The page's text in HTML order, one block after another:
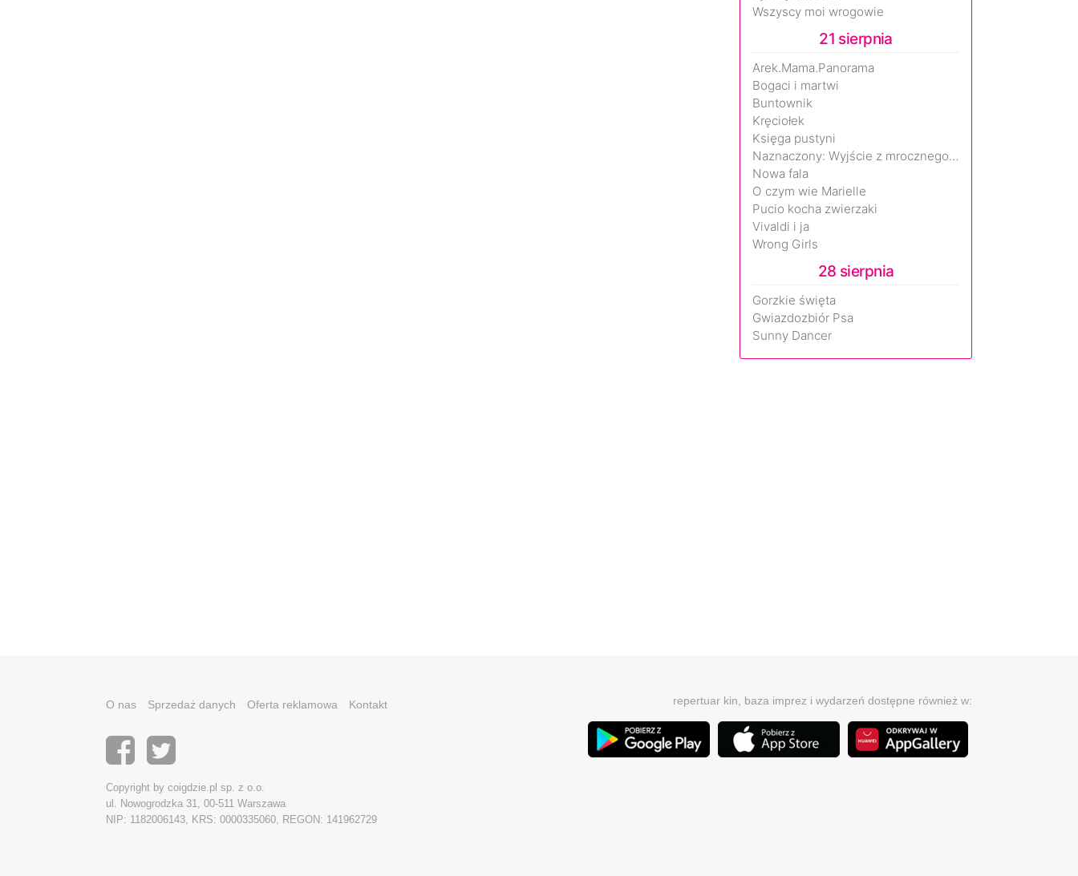
Wszyscy moi wrogowie
21 sierpnia
Arek.Mama.Panorama
Bogaci i martwi
Buntownik
Kręciołek
Księga pustyni
Naznaczony: Wyjście z mrocznego wymiaru
Nowa fala
O czym wie Marielle
Pucio kocha zwierzaki
Vivaldi i ja
Wrong Girls
28 sierpnia
Gorzkie święta
Gwiazdozbiór Psa
Sunny Dancer
O nas Sprzedaż danych Oferta reklamowa Kontakt
Copyright by coigdzie.pl sp. z o.o.
ul. Nowogrodzka 31, 00-511 Warszawa
NIP: 1182006143, KRS: 0000335060, REGON: 141962729
repertuar kin, baza imprez i wydarzeń dostępne również w: